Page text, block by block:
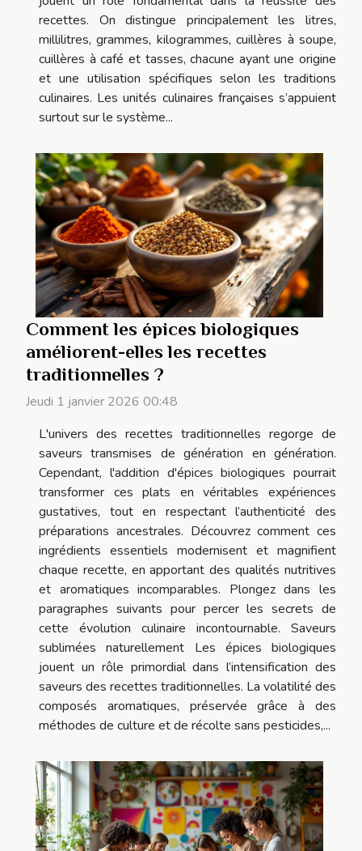
recettes. On distingue principalement les litres,
millilitres, grammes, kilogrammes, cuillères à soupe,
cuillères à café et tasses, chacune ayant une origine
et une utilisation spécifiques selon les traditions
culinaires. Les unités culinaires françaises s’appuient
surtout sur le système...
Comment les épices biologiques
améliorent-elles les recettes
traditionnelles ?
Jeudi 1 janvier 2026 00:48
L'univers des recettes traditionnelles regorge de
saveurs transmises de génération en génération.
Cependant, l'addition d'épices biologiques pourrait
transformer ces plats en véritables expériences
gustatives, tout en respectant l’authenticité des
préparations ancestrales. Découvrez comment ces
ingrédients essentiels modernisent et magnifient
chaque recette, en apportant des qualités nutritives
et aromatiques incomparables. Plongez dans les
paragraphes suivants pour percer les secrets de
cette évolution culinaire incontournable. Saveurs
sublimées naturellement Les épices biologiques
jouent un rôle primordial dans l’intensification des
saveurs des recettes traditionnelles. La volatilité des
composés aromatiques, préservée grâce à des
méthodes de culture et de récolte sans pesticides,...